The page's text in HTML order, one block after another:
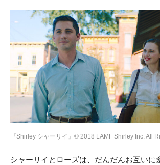
『Shirley シャーリイ』© 2018 LAMF Shirley Inc. All
シャーリイとローズは、だんだんお互いに